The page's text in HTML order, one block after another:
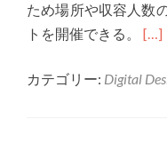
ため場所や収容人数
トを開催できる。 Read
[…]
カテゴリー: Digital